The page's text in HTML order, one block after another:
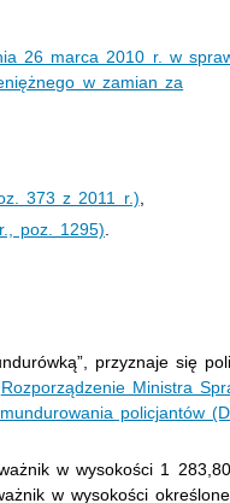
26 marca 2010 r. w
w zamian za
373 z 2011 r.)
poz. 1295)
przyznaje się
Rozporządzenie Ministra
policjantów
w wysokości 1 283,80
w wysokości